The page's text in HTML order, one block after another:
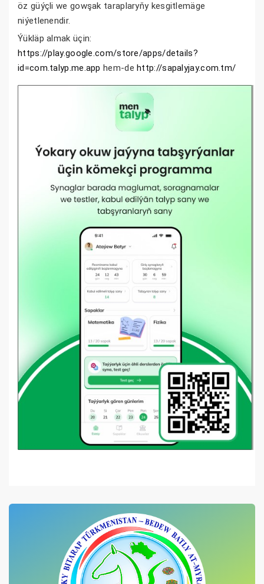
öz güýçli we gowşak taraplaryňy kesgitlemäge
niýetlenendir.
Ýükläp almak üçin:
https://play.google.com/store/apps/details?
id=com.talyp.me.app hem-dehttp://sapalyjay.com.tm/